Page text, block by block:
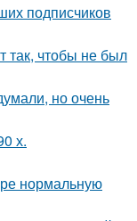
подписчиков
так, чтобы не был
но очень
х.
нормальную